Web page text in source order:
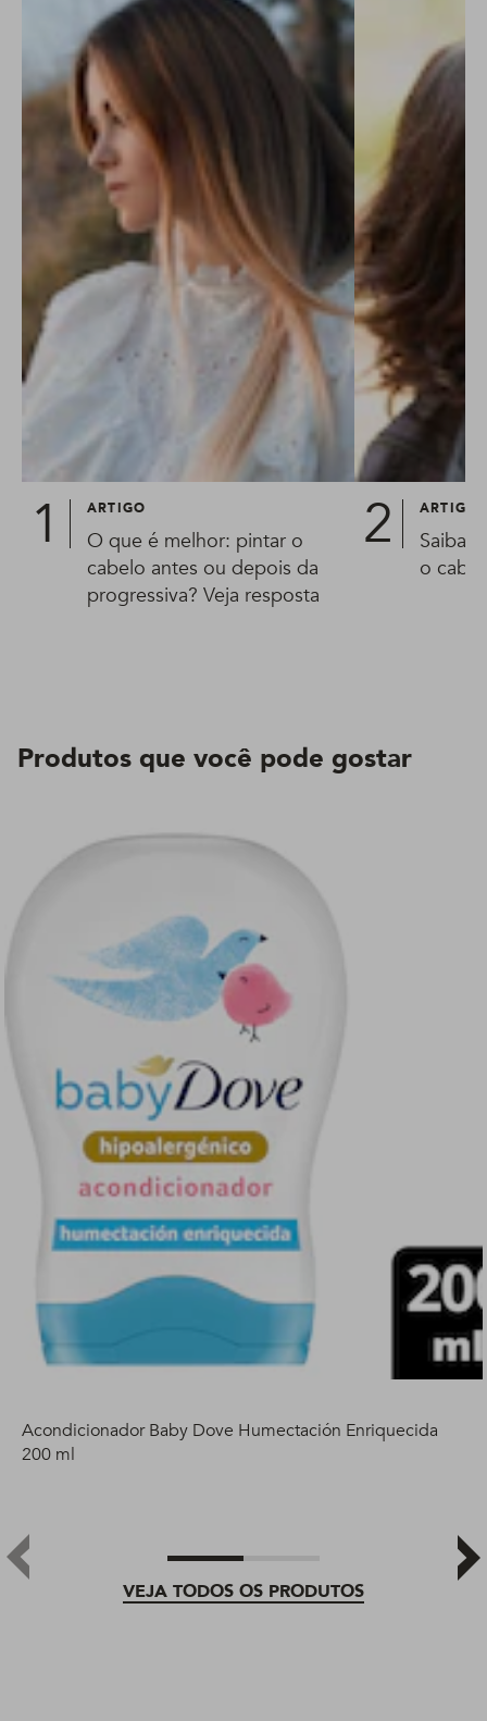
ARTIGO
O que é melhor: pintar o
cabelo antes ou depois da
progressiva? Veja resposta
ARTIGO
Saiba
o
Produtos que você pode gostar
VEJA TODOS OS PRODUTOS
Acondicionador Baby Dove Humectación Enriquecida
200 ml